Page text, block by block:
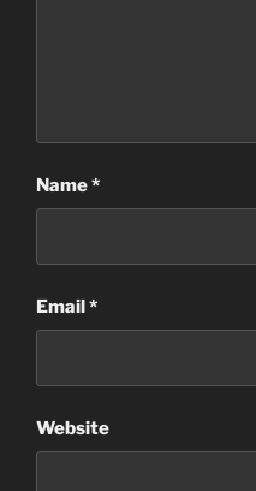
Name*
Email*
Website